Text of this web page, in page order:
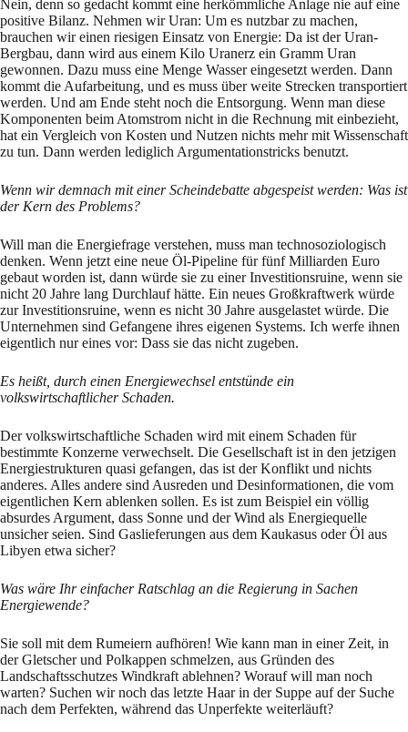
Nein, denn so gedacht kommt eine herkömmliche Anlage nie auf eine
positive Bilanz. Nehmen wir Uran: Um es nutzbar zu machen,
brauchen wir einen riesigen Einsatz von Energie: Da ist der Uran-
Bergbau, dann wird aus einem Kilo Uranerz ein Gramm Uran
gewonnen. Dazu muss eine Menge Wasser eingesetzt werden. Dann
kommt die Aufarbeitung, und es muss über weite Strecken transportiert
werden. Und am Ende steht noch die Entsorgung. Wenn man diese
Komponenten beim Atomstrom nicht in die Rechnung mit einbezieht,
hat ein Vergleich von Kosten und Nutzen nichts mehr mit Wissenschaft
zu tun. Dann werden lediglich Argumentationstricks benutzt.
Wenn wir demnach mit einer Scheindebatte abgespeist werden: Was ist
der Kern des Problems?
Will man die Energiefrage verstehen, muss man technosoziologisch
denken. Wenn jetzt eine neue Öl-Pipeline für fünf Milliarden Euro
gebaut worden ist, dann würde sie zu einer Investitionsruine, wenn sie
nicht 20 Jahre lang Durchlauf hätte. Ein neues Großkraftwerk würde
zur Investitionsruine, wenn es nicht 30 Jahre ausgelastet würde. Die
Unternehmen sind Gefangene ihres eigenen Systems. Ich werfe ihnen
eigentlich nur eines vor: Dass sie das nicht zugeben.
Es heißt, durch einen Energiewechsel entstünde ein
volkswirtschaftlicher Schaden.
Der volkswirtschaftliche Schaden wird mit einem Schaden für
bestimmte Konzerne verwechselt. Die Gesellschaft ist in den jetzigen
Energiestrukturen quasi gefangen, das ist der Konflikt und nichts
anderes. Alles andere sind Ausreden und Desinformationen, die vom
eigentlichen Kern ablenken sollen. Es ist zum Beispiel ein völlig
absurdes Argument, dass Sonne und der Wind als Energiequelle
unsicher seien. Sind Gaslieferungen aus dem Kaukasus oder Öl aus
Libyen etwa sicher?
Was wäre Ihr einfacher Ratschlag an die Regierung in Sachen
Energiewende?
Sie soll mit dem Rumeiern aufhören! Wie kann man in einer Zeit, in
der Gletscher und Polkappen schmelzen, aus Gründen des
Landschaftsschutzes Windkraft ablehnen? Worauf will man noch
warten? Suchen wir noch das letzte Haar in der Suppe auf der Suche
nach dem Perfekten, während das Unperfekte weiterläuft?